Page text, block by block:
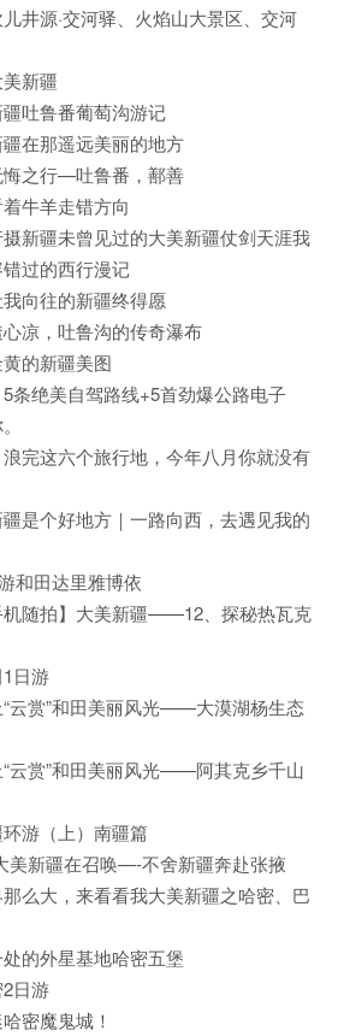
儿井源·交河驿、火焰山大景区、交河
美新疆
疆吐鲁番葡萄沟游记
疆在那遥远美丽的地方
悔之行—吐鲁番，鄯善
牛羊走错方向
摄新疆未曾见过的大美新疆仗剑天涯我
过的西行漫记
我向往的新疆终得愿
心凉，吐鲁沟的传奇瀑布
黄的新疆美图
5条绝美自驾路线+5首劲爆公路电子
浪完这六个旅行地，今年八月你就没有
疆是个好地方｜一路向西，去遇见我的
和田达里雅博依
机随拍】大美新疆——12、探秘热瓦克
1日游
“云赏”和田美丽风光——大漠湖杨生态
“云赏”和田美丽风光——阿其克乡千山
环游（上）南疆篇
美新疆在召唤—-不舍新疆奔赴张掖
那么大，来看看我大美新疆之哈密、巴
处的外星基地哈密五堡
2日游
密魔鬼城！